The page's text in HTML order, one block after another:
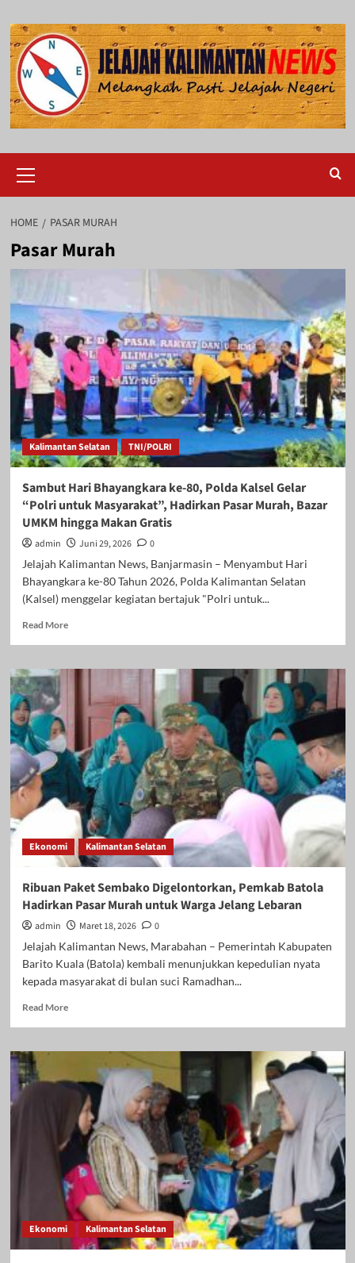
to
content
Menu
HOME PASAR MURAH
Pasar Murah
Kalimantan Selatan TNI/POLRI
Sambut Hari Bhayangkara ke-80, Polda Kalsel Gelar
“Polri untuk Masyarakat”, Hadirkan Pasar Murah, Bazar
UMKM hingga Makan Gratis
admin Juni 29, 2026
0
Jelajah Kalimantan News, Banjarmasin – Menyambut Hari
Bhayangkara ke-80 Tahun 2026, Polda Kalimantan Selatan
(Kalsel) menggelar kegiatan bertajuk "Polri untuk...
Read MoreRead
Sambut
Bhayangkara
Polda
Kalsel
Gelar
“Polri
untuk
Masyarakat”,
Hadirkan
Pasar
Murah,
UMKM
hingga
Makan
Ekonomi Kalimantan Selatan
Ribuan Paket Sembako Digelontorkan, Pemkab Batola
Hadirkan Pasar Murah untuk Warga Jelang Lebaran
admin Maret 18, 2026
0
Jelajah Kalimantan News, Marabahan – Pemerintah Kabupaten
Barito Kuala (Batola) kembali menunjukkan kepedulian nyata
kepada masyarakat di bulan suci Ramadhan...
Read MoreRead
Ribuan
Sembako
Digelontorkan,
Pemkab
Batola
Hadirkan
Pasar
Murah
untuk
Warga
Jelang
Lebaran
Ekonomi Kalimantan Selatan